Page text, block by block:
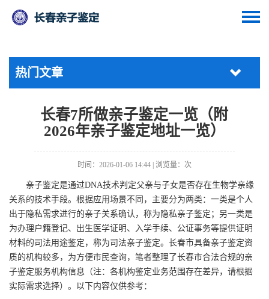
热门文章
长春7所做亲子鉴定一览（附
2026年亲子鉴定地址一览）
时间：2026-01-06 14:44 | 浏览量： 次
亲子鉴定是通过DNA技术判定父亲与子女是否存在生物学亲缘
关系的技术手段。根据应用场景不同，主要分为两类：一类是个人
出于隐私需求进行的亲子关系确认，称为隐私亲子鉴定；另一类是
为办理户籍登记、出生医学证明、入学手续、公证事务等提供证明
材料的司法用途鉴定，称为司法亲子鉴定。长春市具备亲子鉴定资
质的机构较多，为方便市民查询，笔者整理了长春市合法合规的亲
子鉴定服务机构信息（注：各机构鉴定业务范围存在差异，请根据
实际需求选择）。以下内容仅供参考：